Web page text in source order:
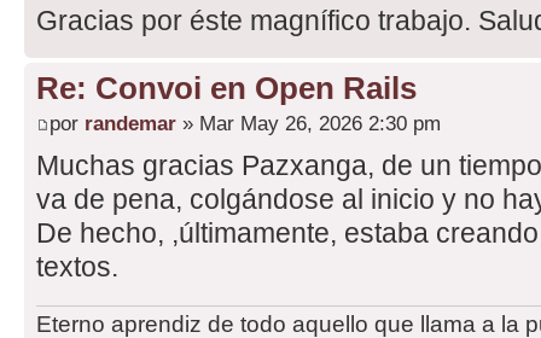
Gracias por éste magnífico trabajo.
Re: Convoi en Open Rails
por randemar » Mar May 26, 2026 2:30 pm
Muchas gracias Pazxanga, de un
va de pena, colgándose al inicio y no
De hecho, ,últimamente, estaba
textos.
Eterno aprendiz de todo aquello que llama a la